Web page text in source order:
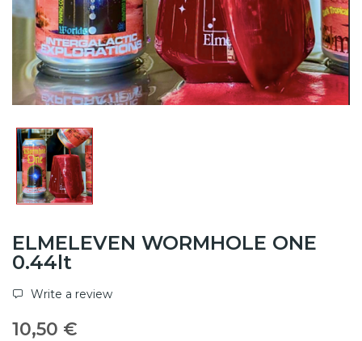
ELMELEVEN WORMHOLE ONE
0.44lt
Write a review
10,50 €